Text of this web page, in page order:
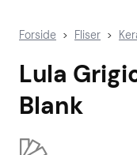
Forside > Fliser >
Lula
Blank